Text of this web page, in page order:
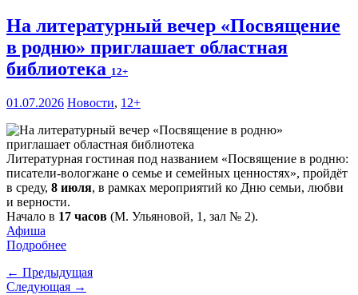
На литературный вечер «Посвящение
в родню» приглашает областная
библиотека 12+
01.07.2026 Новости, 12+
Литературная гостиная под названием «Посвящение в родню:
писатели-вологжане о семье и семейных ценностях», пройдёт
в среду, 8 июля, в рамках мероприятий ко Дню семьи, любви
и верности.
Начало в 17 часов (М. Ульяновой, 1, зал № 2).
Афиша
Подробнее
← Предыдущая
Следующая →